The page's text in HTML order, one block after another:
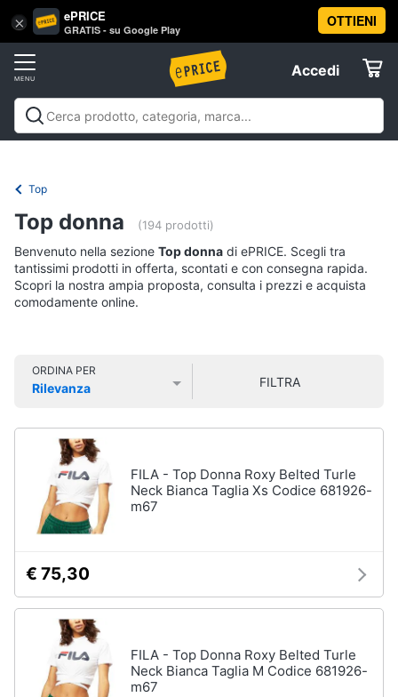
× ePRICE
GRATIS - su Google Play
OTTIENI
Accedi
Accedi
Registrati
Offerte
Informatica
Telefonia
Tv
Cinema
home
Videogiochi
Audio
Clima
Arredo
Vai
al
Abbigliamento
Donna
donna
Cappotto
donna
Felpa
donna
Cravatta
Piumino
uomo
Vedi
tutti
Bambino
Top
Top donna (194 prodotti)
Benvenuto nella sezione Top donna di ePRICE. Scegli tra
tantissimi prodotti in offerta, scontati e con consegna rapida.
Scopri la nostra ampia proposta, consulta i prezzi e acquista
comodamente online.
ORDINA PER
Rilevanza
FILTRA
FILA - Top Donna Roxy Belted Turle
Neck Bianca Taglia Xs Codice 681926-
m67
€ 75,30
FILA - Top Donna Roxy Belted Turle
Neck Bianca Taglia M Codice 681926-
m67